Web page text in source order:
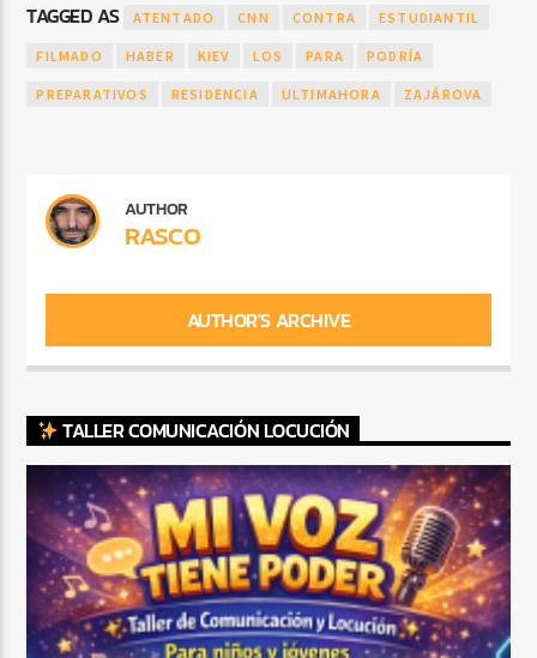
TAGGED AS ATENTADO CNN CONTRA ESTUDIANTIL
FILMADO HABER KIEV LOS PARA PODRÍA
PREPARATIVOS RESIDENCIA ULTIMAHORA ZAJÁROVA
AUTHOR
RASCO
AUTHOR'S ARCHIVE
TALLER COMUNICACIÓN LOCUCIÓN